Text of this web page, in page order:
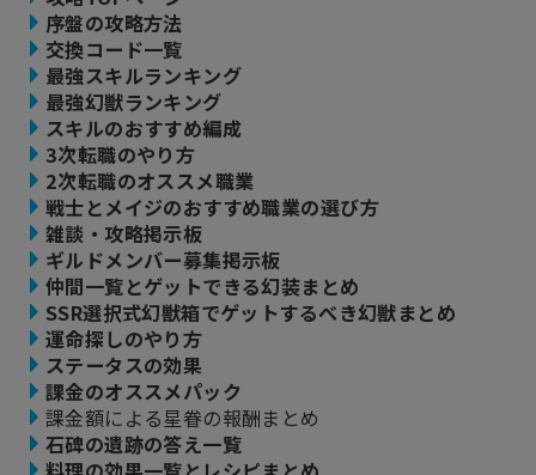
序盤の攻略方法
交換コード一覧
最強スキルランキング
最強幻獣ランキング
スキルのおすすめ編成
3次転職のやり方
2次転職のオススメ職業
戦士とメイジのおすすめ職業の選び方
雑談・攻略掲示板
ギルドメンバー募集掲示板
仲間一覧とゲットできる幻装まとめ
SSR選択式幻獣箱でゲットするべき幻獣まとめ
運命探しのやり方
ステータスの効果
課金のオススメパック
課金額による星眷の報酬まとめ
石碑の遺跡の答え一覧